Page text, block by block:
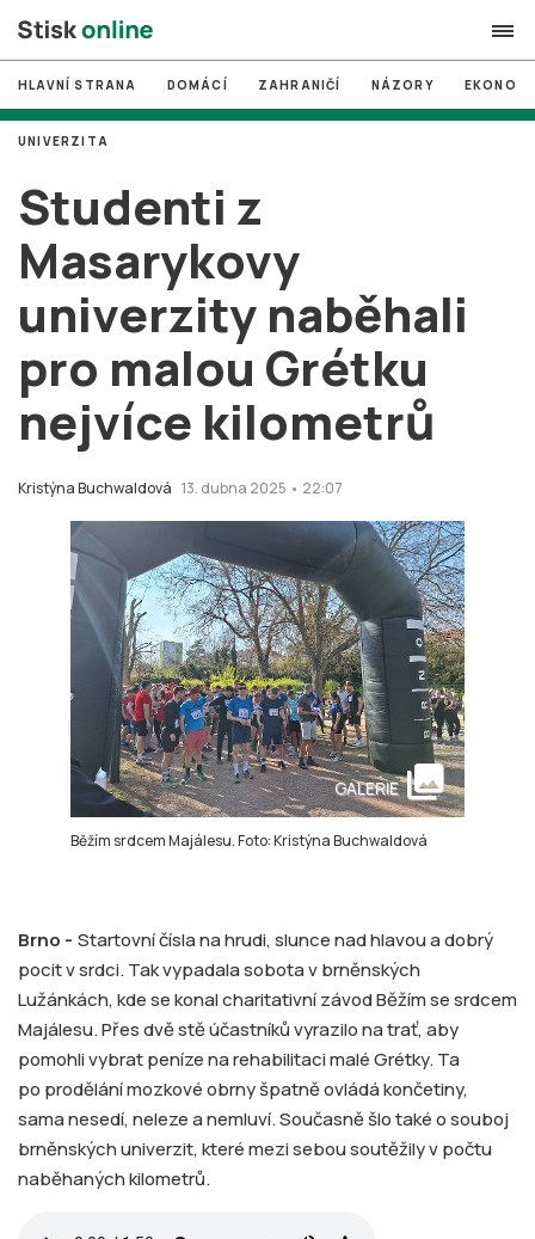
search
# MUNI
# Brno
# volby
login PŘIHLÁSIT SE
Zapomněli jste heslo?
Založit nový účet
HLAVNÍ STRANA DOMÁCÍ ZAHRANIČÍ NÁZORY
Studenti z
Masarykovy
univerzity naběhali
pro malou Grétku
nejvíce kilometrů
Kristýna Buchwaldová 13. dubna 2025 • 22:07
UNIVERZITA
Běžím srdcem Majálesu. Foto: Kristýna Buchwaldová
GALERIE collections
Brno - Startovní čísla na hrudi, slunce nad hlavou a dobrý
pocit v srdci. Tak vypadala sobota v brněnských
Lužánkách, kde se konal charitativní závod Běžím se srdcem
Majálesu. Přes dvě stě účastníků vyrazilo na trať, aby
pomohli vybrat peníze na rehabilitaci malé Grétky. Ta
po prodělání mozkové obrny špatně ovládá končetiny,
sama nesedí, neleze a nemluví. Současně šlo také o souboj
brněnských univerzit, které mezi sebou soutěžily v počtu
naběhaných kilometrů.